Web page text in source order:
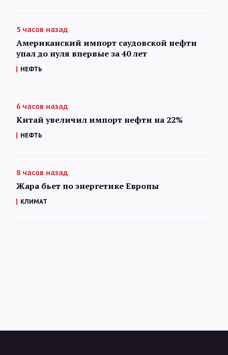
5 часов назад
Американский импорт саудовской нефти
упал до нуля впервые за 40 лет
НЕФТЬ
6 часов назад
Китай увеличил импорт нефти на 22%
НЕФТЬ
8 часов назад
Жара бьет по энергетике Европы
КЛИМАТ